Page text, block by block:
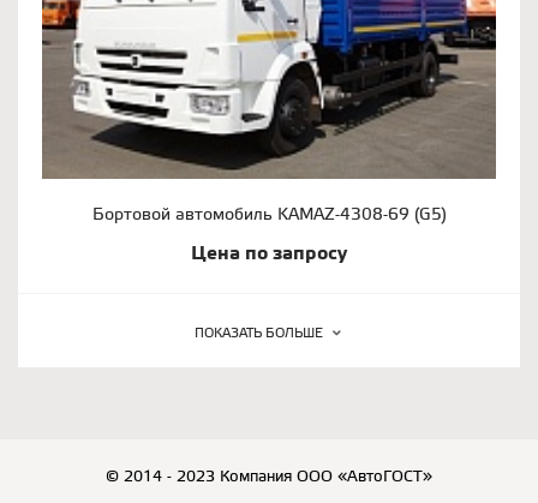
Бортовой автомобиль KAMAZ-4308-69 (G5)
Цена по запросу
ПОКАЗАТЬ БОЛЬШЕ
© 2014 - 2023 Компания ООО «АвтоГОСТ»